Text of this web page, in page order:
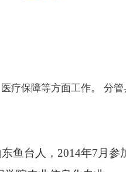
疗保障等方面工作。 分管
台人，2014年7月参